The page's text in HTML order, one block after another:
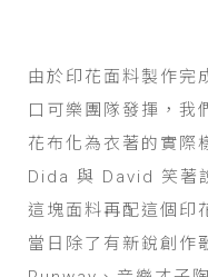
由於印花面料製作
口可樂團隊發揮，我
花布化為衣著的實際
Dida 與 David 笑著
這塊面料再配這個印
當日除了有新銳創作